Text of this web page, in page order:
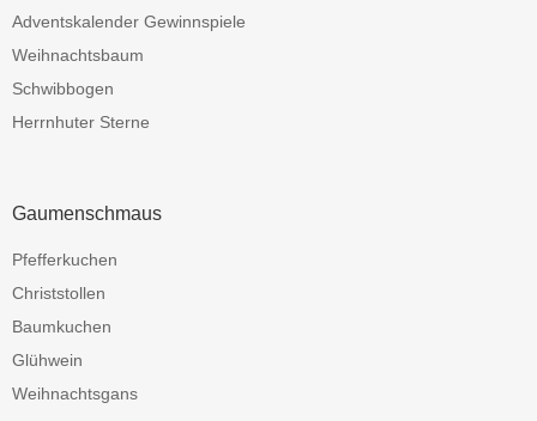
Adventskalender Gewinnspiele
Weihnachtsbaum
Schwibbogen
Herrnhuter Sterne
Gaumenschmaus
Pfefferkuchen
Christstollen
Baumkuchen
Glühwein
Weihnachtsgans